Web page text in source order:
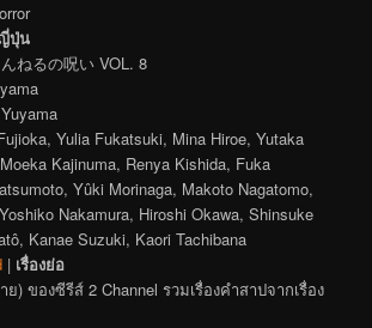
ปุ่น
ねるの呪い VOL. 8
Yulia Fukatsuki, Mina Hiroe, Yutaka
Kajinuma, Renya Kishida, Fuka
Yûki Morinaga, Makoto Nagatomo,
Nakamura, Hiroshi Okawa, Shinsuke
Kanae Suzuki, Kaori Tachibana
| เรื่องย่อ
) ของซีรีส์ 2 Channel รวมเรื่องคำสาปจากเรื่อง